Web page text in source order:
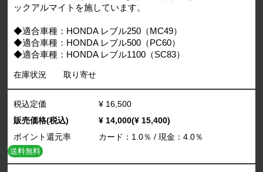
ックアルマイトを施しています。
◆適合車種：HONDA レブル250（MC49）
◆適合車種：HONDA レブル500（PC60）
◆適合車種：HONDA レブル1100（SC83）
在庫状況 取り寄せ
税込定価
¥ 16,500
販売価格(税込)
¥ 14,000(¥ 15,400)
ポイント還元率
カード：1.0％ / 現金：4.0％
送料無料